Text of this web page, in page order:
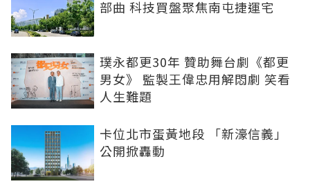
部曲 科技買盤聚焦南屯捷運宅
璞永都更30年 贊助舞台劇《都更
男女》 監製王偉忠用解悶劇 笑看
人生難題
卡位北市蛋黃地段 「新濠信義」
公開掀轟動